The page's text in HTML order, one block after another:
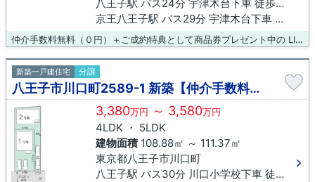
八王子駅 バス24分 宇津木台下車 徒歩4分
京王八王子駅 バス29分 宇津木台下車 徒歩4分
仲介手数料無料（０円）＋ご成約特典として商品券プレゼント中の LIXIL不動産ショップ八王子住まいる不動産にお任せください！
新築一戸建住宅 分譲
八王子市川口町2589-1 新築【仲介手数料無料】
3,380万円 ～ 3,580万円
4LDK ・ 5LDK
建物面積108.88㎡ ～ 111.37㎡
東京都八王子市川口町
八王子駅 バス30分 川口小学校下車 徒歩5分